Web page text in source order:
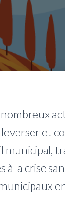
et
à la crise